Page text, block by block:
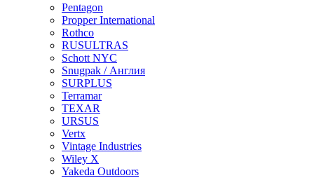
Pentagon
Propper International
Rothco
RUSULTRAS
Schott NYC
Snugpak / Англия
SURPLUS
Terramar
TEXAR
URSUS
Vertx
Vintage Industries
Wiley X
Yakeda Outdoors